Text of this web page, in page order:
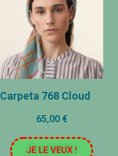
Carpeta 768 Cloud
65,00 €
JE LE VEUX !